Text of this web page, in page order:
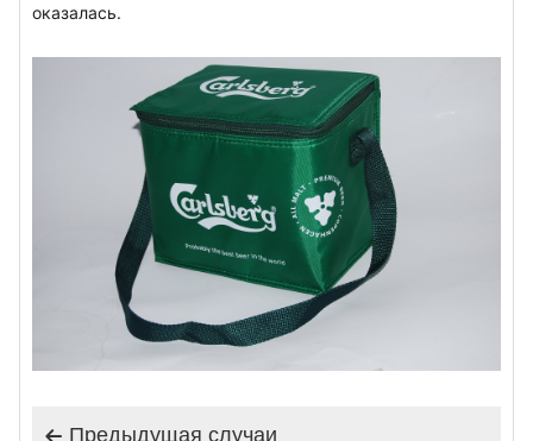
оказалась.
 Предыдущая случаи